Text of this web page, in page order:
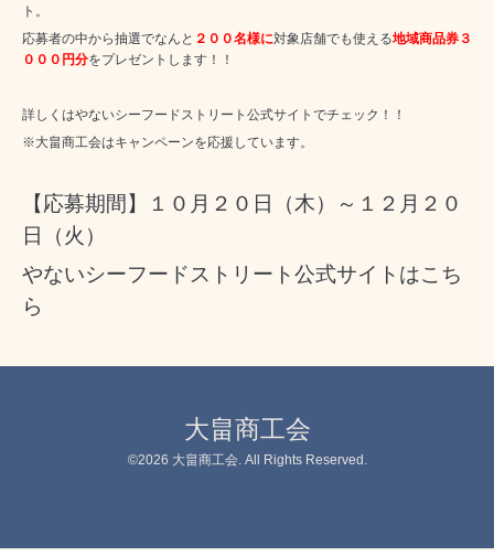
ト。
応募者の中から抽選でなんと ２ ００名様に対象店舗でも使える地域商品券３
０００円分をプレゼントします！！
詳しくはやないシーフードストリート公式サイトでチェック！！
※大畠商工会はキャンペーンを応援しています。
【応募期間】１０月２０日（木）～１２月２０
日（火）
やないシーフードストリート公式サイトはこち
ら
大畠商工会
©2026 大畠商工会. All Rights Reserved.